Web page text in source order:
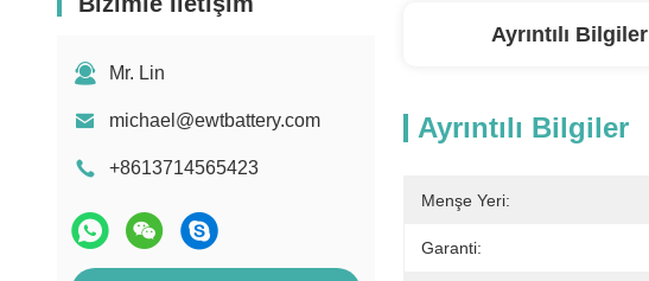
Mr. Lin
michael@ewtbattery.com
+8613714565423
Ayrıntılı Bilgiler
Ayrıntılı Bilgiler
Menşe Yeri:
Garanti: